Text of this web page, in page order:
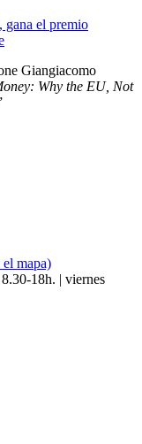
el premio
Giangiacomo
Why the EU, Not
mapa)
18h. | viernes